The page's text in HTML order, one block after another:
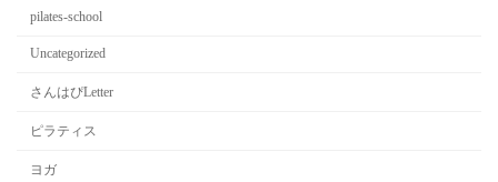
pilates-school
Uncategorized
さんはぴLetter
ピラティス
ヨガ